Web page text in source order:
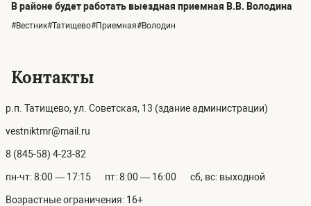
В районе будет работать выездная приемная В.В. Володина
#Вестник#Татищево#Приемная#Володин
Контакты
р.п. Татищево, ул. Советская, 13 (здание администрации)
vestniktmr@mail.ru
8 (845-58) 4-23-82
пн-чт: 8:00 — 17:15 пт: 8:00 — 16:00 сб, вс: выходной
Возрастные ограничения: 16+